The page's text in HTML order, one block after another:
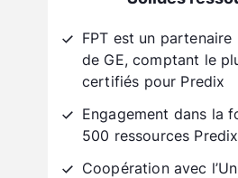
FPT est un partenaire
de GE, comptant le
certifiés pour Predix
Engagement dans la
500 ressources
Coopération avec